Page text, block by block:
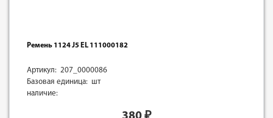
Ремень 1124 J5 EL 111000182
Артикул: 207_0000086
Базовая единица: шт
наличие: